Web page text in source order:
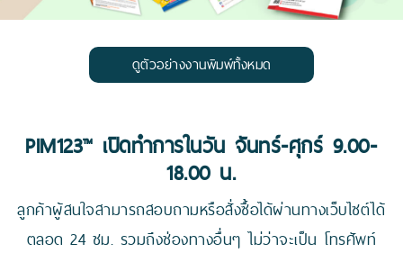
ดูตัวอย่างงานพิมพ์ทั้งหมด
PIM123™ เปิดทำการในวัน จันทร์-ศุกร์ 9.00-
18.00 น.
ลูกค้าผู้สนใจสามารถสอบถามหรือสั่งซื้อได้ผ่านทางเว็บไซต์ได้
ตลอด 24 ชม. รวมถึงช่องทางอื่นๆ ไม่ว่าจะเป็น โทรศัพท์